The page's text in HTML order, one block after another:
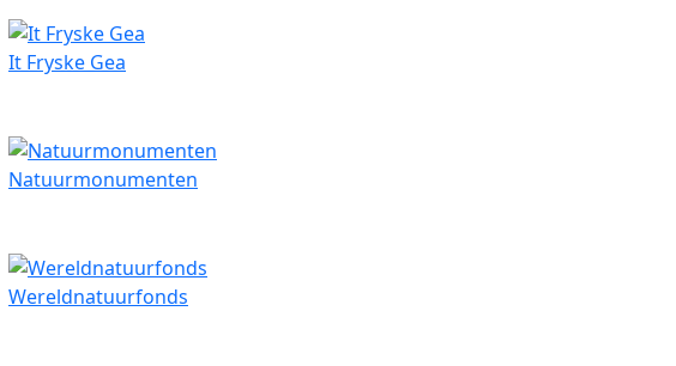
It Fryske Gea
Natuurmonumenten
Wereldnatuurfonds